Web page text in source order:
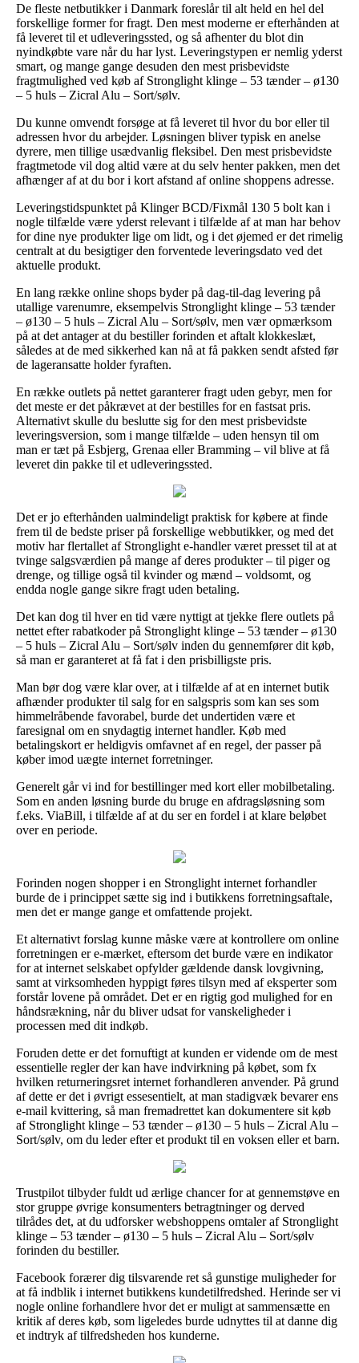
De fleste netbutikker i Danmark foreslår til alt held en hel del
forskellige former for fragt. Den mest moderne er efterhånden at
få leveret til et udleveringssted, og så afhenter du blot din
nyindkøbte vare når du har lyst. Leveringstypen er nemlig yderst
smart, og mange gange desuden den mest prisbevidste
fragtmulighed ved køb af Stronglight klinge – 53 tænder – ø130
– 5 huls – Zicral Alu – Sort/sølv.
Du kunne omvendt forsøge at få leveret til hvor du bor eller til
adressen hvor du arbejder. Løsningen bliver typisk en anelse
dyrere, men tillige usædvanlig fleksibel. Den mest prisbevidste
fragtmetode vil dog altid være at du selv henter pakken, men det
afhænger af at du bor i kort afstand af online shoppens adresse.
Leveringstidspunktet på Klinger BCD/Fixmål 130 5 bolt kan i
nogle tilfælde være yderst relevant i tilfælde af at man har behov
for dine nye produkter lige om lidt, og i det øjemed er det rimelig
centralt at du besigtiger den forventede leveringsdato ved det
aktuelle produkt.
En lang række online shops byder på dag-til-dag levering på
utallige varenumre, eksempelvis Stronglight klinge – 53 tænder
– ø130 – 5 huls – Zicral Alu – Sort/sølv, men vær opmærksom
på at det antager at du bestiller forinden et aftalt klokkeslæt,
således at de med sikkerhed kan nå at få pakken sendt afsted før
de lageransatte holder fyraften.
En række outlets på nettet garanterer fragt uden gebyr, men for
det meste er det påkrævet at der bestilles for en fastsat pris.
Alternativt skulle du beslutte sig for den mest prisbevidste
leveringsversion, som i mange tilfælde – uden hensyn til om
man er tæt på Esbjerg, Grenaa eller Bramming – vil blive at få
leveret din pakke til et udleveringssted.
Det er jo efterhånden ualmindeligt praktisk for købere at finde
frem til de bedste priser på forskellige webbutikker, og med det
motiv har flertallet af Stronglight e-handler været presset til at at
tvinge salgsværdien på mange af deres produkter – til piger og
drenge, og tillige også til kvinder og mænd – voldsomt, og
endda nogle gange sikre fragt uden betaling.
Det kan dog til hver en tid være nyttigt at tjekke flere outlets på
nettet efter rabatkoder på Stronglight klinge – 53 tænder – ø130
– 5 huls – Zicral Alu – Sort/sølv inden du gennemfører dit køb,
så man er garanteret at få fat i den prisbilligste pris.
Man bør dog være klar over, at i tilfælde af at en internet butik
afhænder produkter til salg for en salgspris som kan ses som
himmelråbende favorabel, burde det undertiden være et
faresignal om en snydagtig internet handler. Køb med
betalingskort er heldigvis omfavnet af en regel, der passer på
køber imod uægte internet forretninger.
Generelt går vi ind for bestillinger med kort eller mobilbetaling.
Som en anden løsning burde du bruge en afdragsløsning som
f.eks. ViaBill, i tilfælde af at du ser en fordel i at klare beløbet
over en periode.
Forinden nogen shopper i en Stronglight internet forhandler
burde de i princippet sætte sig ind i butikkens forretningsaftale,
men det er mange gange et omfattende projekt.
Et alternativt forslag kunne måske være at kontrollere om online
forretningen er e-mærket, eftersom det burde være en indikator
for at internet selskabet opfylder gældende dansk lovgivning,
samt at virksomheden hyppigt føres tilsyn med af eksperter som
forstår lovene på området. Det er en rigtig god mulighed for en
håndsrækning, når du bliver udsat for vanskeligheder i
processen med dit indkøb.
Foruden dette er det fornuftigt at kunden er vidende om de mest
essentielle regler der kan have indvirkning på købet, som fx
hvilken returneringsret internet forhandleren anvender. På grund
af dette er det i øvrigt essesentielt, at man stadigvæk bevarer ens
e-mail kvittering, så man fremadrettet kan dokumentere sit køb
af Stronglight klinge – 53 tænder – ø130 – 5 huls – Zicral Alu –
Sort/sølv, om du leder efter et produkt til en voksen eller et barn.
Trustpilot tilbyder fuldt ud ærlige chancer for at gennemstøve en
stor gruppe øvrige konsumenters betragtninger og derved
tilrådes det, at du udforsker webshoppens omtaler af Stronglight
klinge – 53 tænder – ø130 – 5 huls – Zicral Alu – Sort/sølv
forinden du bestiller.
Facebook forærer dig tilsvarende ret så gunstige muligheder for
at få indblik i internet butikkens kundetilfredshed. Herinde ser vi
nogle online forhandlere hvor det er muligt at sammensætte en
kritik af deres køb, som ligeledes burde udnyttes til at danne dig
et indtryk af tilfredsheden hos kunderne.